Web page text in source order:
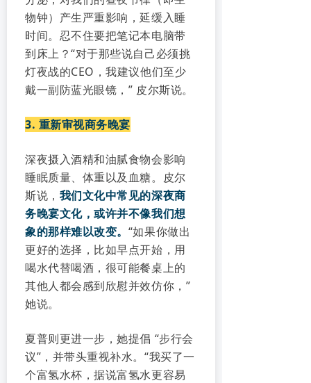
物钟）产生严重影响，延缓入睡
时间。忍不住要把笔记本电脑带
到床上？“对于那些说自己必须挑
灯夜战的CEO，我建议他们至少
戴一副防蓝光眼镜，” 皮尔斯说。
3. 重新审视商务晚宴
深夜摄入酒精和油腻食物会影响
睡眠质量、体重以及血糖。皮尔
斯说， 我们文化中常见的深夜商
务晚宴文化，或许并不像我们想
象的那样难以改变。 “如果你做出
更好的选择，比如早点开始，用
喝水代替喝酒，很可能餐桌上的
其他人都会感到欣慰并效仿你，”
她说。
夏普则更进一步，她提倡 “步行会
议”，并带头重视补水。“我买了一
个富氢水杯，据说富氢水更容易